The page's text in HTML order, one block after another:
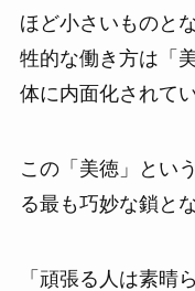
ほど小さいものと
牲的な働き方は「
体に内面化されて
この「美徳」とい
る最も巧妙な鎖と
「頑張る人は素晴